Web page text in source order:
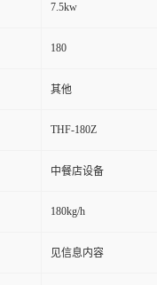
7.5kw
180
其他
THF-180Z
中餐店设备
180kg/h
见信息内容